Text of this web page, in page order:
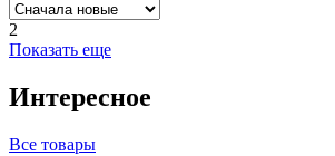
2
Показать еще
Интересное
Все товары